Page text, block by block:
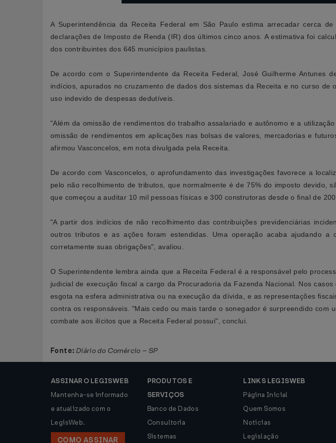
A Superintendência da Receita Federal em São Paulo estima arrecadar cerca
declarações de Imposto de Renda (IR) dos últimos cinco anos. A estimativa foi
dos contribuintes dos 645 municípios paulistas.
De acordo com o Superintendente da Receita Federal, José Guilherme Antunes
indícios, apurados no cruzamento de dados dos sistemas da Receita e no curso
uso indevido de despesas dedutíveis.
"Além da omissão de rendimentos do trabalho assalariado e autônomo e a
omissão de rendimentos em aplicações nas bolsas de valores, mercadorias e
afirmou Vasconcelos, em nota divulgada pela Receita.
De acordo com Vasconcelos, o aprofundamento das investigações favorece a
pelo não recolhimento de tributos, que normalmente é de 75% do imposto devido,
que começou a auditar 10 mil pessoas físicas e 300 construtoras desde o final de
"A partir dos indícios de não recolhimento das contribuições previdenciárias
outros tributos e as ações foram estendidas. Uma operação acaba ajudando
corretamente suas obrigações", avaliou.
O Superintendente lembra ainda que a Receita Federal é a responsável pelo
judicial de execução fiscal a cargo da Procuradoria da Fazenda Nacional. Nos
esgota na esfera administrativa ou na execução da dívida, e as representações
contra os responsáveis. "Mais cedo ou mais tarde o sonegador é surpreendido
combate aos ilícitos que a Receita Federal possui", conclui.
Fonte: Diário do Comércio – SP
ASSINAR O LEGISWEB
Mantenha-se informado
e atualizado com o
LegisWeb.
COMO ASSINAR
PRODUTOS E
SERVIÇOS
Banco de Dados
Consultoria
Sistemas
LINKS LEGISWEB
Página Inicial
Quem Somos
Notícias
Legislação